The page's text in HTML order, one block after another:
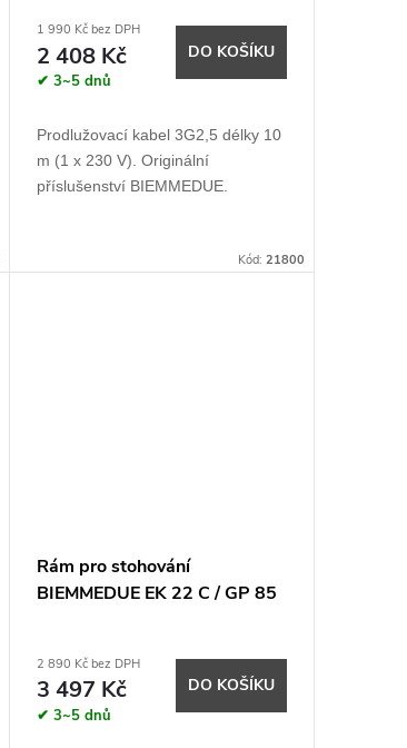
1 990 Kč bez DPH
2 408 Kč
✔ 3~5 dnů
DO KOŠÍKU
Prodlužovací kabel 3G2,5 délky 10
m (1 x 230 V). Originální
příslušenství BIEMMEDUE.
Kód: 21800
Rám pro stohování
BIEMMEDUE EK 22 C / GP 85
2 890 Kč bez DPH
3 497 Kč
✔ 3~5 dnů
DO KOŠÍKU